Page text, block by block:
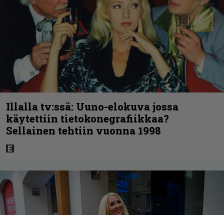
Illalla tv:ssä: Uuno-elokuva jossa
käytettiin tietokonegrafiikkaa?
Sellainen tehtiin vuonna 1998